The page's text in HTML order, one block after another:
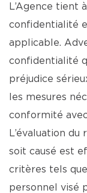
L’Agence tient
confidentialité
applicable.
confidentialité
préjudice
les mesures
conformité
L’évaluation du
soit causé est
critères tels
personnel visé